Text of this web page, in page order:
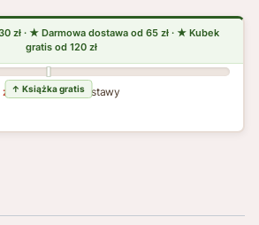
do darmowej dostawy